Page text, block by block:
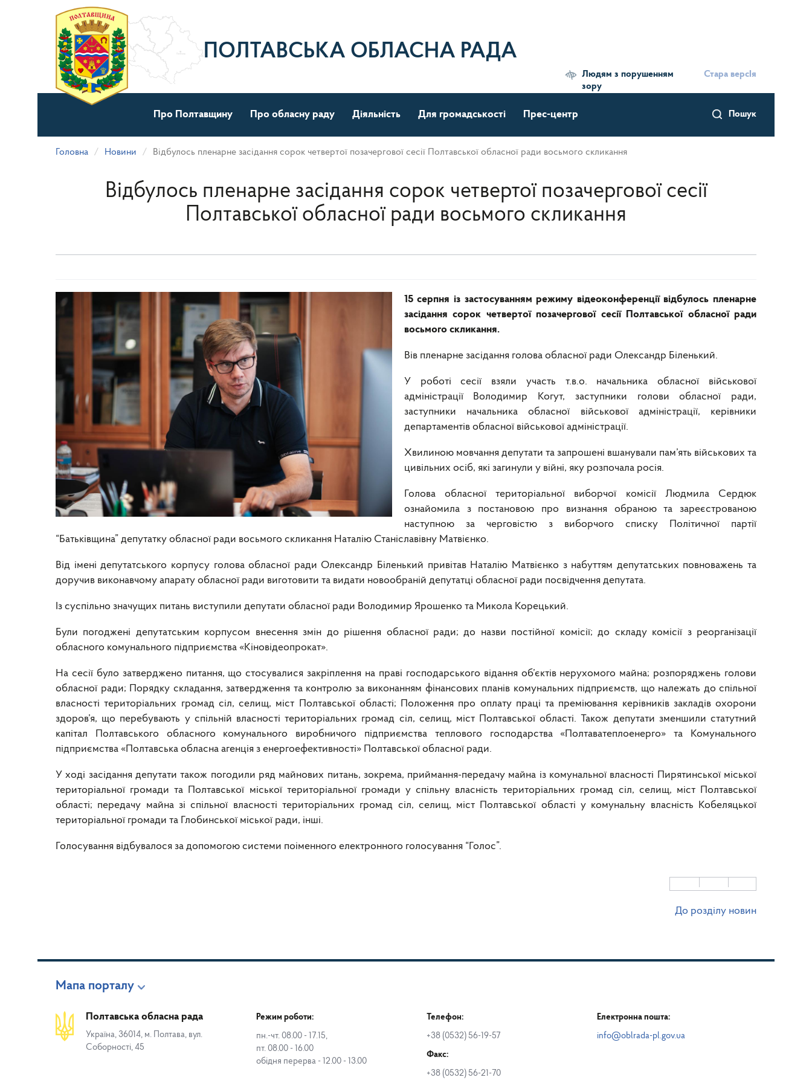
матеріалу
ПОЛТАВСЬКА ОБЛАСНА РАДА
Людям з порушенням
зору
Стара версІя
Пошук
Про Полтавщину Про обласну раду Діяльність Для громадськості Прес-центр
Головна Новини Відбулось пленарне засідання сорок четвертої позачергової сесії Полтавської обласної ради восьмого скликання
Відбулось пленарне засідання сорок четвертої позачергової сесії
Полтавської обласної ради восьмого скликання
15 серпня із застосуванням режиму відеоконференції відбулось пленарне
засідання сорок четвертої позачергової сесії Полтавської обласної ради
восьмого скликання.
Вів пленарне засідання голова обласної ради Олександр Біленький.
У роботі сесії взяли участь т.в.о. начальника обласної військової
адміністрації Володимир Когут, заступники голови обласної ради,
заступники начальника обласної військової адміністрації, керівники
департаментів обласної військової адміністрації.
Хвилиною мовчання депутати та запрошені вшанували пам’ять військових та
цивільних осіб, які загинули у війні, яку розпочала росія.
Голова обласної територіальної виборчої комісії Людмила Сердюк
ознайомила з постановою про визнання обраною та зареєстрованою
наступною за черговістю з виборчого списку Політичної партії
“Батьківщина” депутатку обласної ради восьмого скликання Наталію Станіславівну Матвієнко.
Від імені депутатського корпусу голова обласної ради Олександр Біленький привітав Наталію Матвієнко з набуттям депутатських повноважень та
доручив виконавчому апарату обласної ради виготовити та видати новообраній депутатці обласної ради посвідчення депутата.
Із суспільно значущих питань виступили депутати обласної ради Володимир Ярошенко та Микола Корецький.
Були погоджені депутатським корпусом внесення змін до рішення обласної ради; до назви постійної комісії; до складу комісії з реорганізації
обласного комунального підприємства «Кіновідеопрокат».
На сесії було затверджено питання, що стосувалися закріплення на праві господарського відання об’єктів нерухомого майна; розпоряджень голови
обласної ради; Порядку складання, затвердження та контролю за виконанням фінансових планів комунальних підприємств, що належать до спільної
власності територіальних громад сіл, селищ, міст Полтавської області; Положення про оплату праці та преміювання керівників закладів охорони
здоров’я, що перебувають у спільній власності територіальних громад сіл, селищ, міст Полтавської області. Також депутати зменшили статутний
капітал Полтавського обласного комунального виробничого підприємства теплового господарства «Полтаватеплоенерго» та Комунального
підприємства «Полтавська обласна агенція з енергоефективності» Полтавської обласної ради.
У ході засідання депутати також погодили ряд майнових питань, зокрема, приймання-передачу майна із комунальної власності Пирятинської міської
територіальної громади та Полтавської міської територіальної громади у спільну власність територіальних громад сіл, селищ, міст Полтавської
області; передачу майна зі спільної власності територіальних громад сіл, селищ, міст Полтавської області у комунальну власність Кобеляцької
територіальної громади та Глобинської міської ради, інші.
Голосування відбувалося за допомогою системи поіменного електронного голосування “Голос”.
До розділу новин
Мапа порталу
Полтавська обласна рада
Україна, 36014, м. Полтава, вул.
Соборності, 45
Режим роботи:
пн.-чт. 08.00 - 17.15,
пт. 08.00 - 16.00
обідня перерва - 12.00 - 13.00
Телефон:
+38 (0532) 56-19-57
Факс:
+38 (0532) 56-21-70
Електронна пошта:
info@oblrada-pl.gov.ua